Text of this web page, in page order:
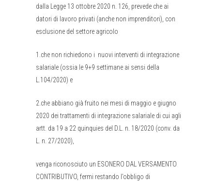
dalla Legge 13 ottobre 2020 n. 126, prevede che ai
datori di lavoro privati (anche non imprenditori), con
esclusione del settore agricolo
1.che non richiedono i nuovi interventi di integrazione
salariale (ossia le 9+9 settimane ai sensi della
L.104/2020) e
2.che abbiano già fruito nei mesi di maggio e giugno
2020 dei trattamenti di integrazione salariale di cui agli
artt. da 19 a 22 quinquies del D.L. n. 18/2020 (conv. da
L. n. 27/2020),
venga riconosciuto un ESONERO DAL VERSAMENTO
CONTRIBUTIVO, fermi restando l’obbligo di